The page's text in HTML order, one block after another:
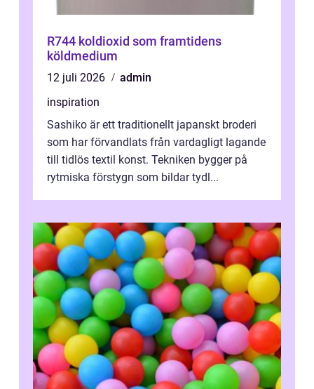
R744 koldioxid som framtidens
köldmedium
12 juli 2026
admin
inspiration
Sashiko är ett traditionellt japanskt broderi
som har förvandlats från vardagligt lagande
till tidlös textil konst. Tekniken bygger på
rytmiska förstygn som bildar tydl...